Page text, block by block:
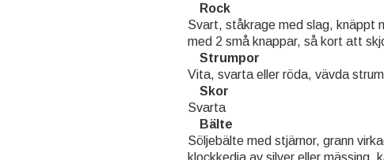
Rock
Svart, ståkrage med slag, knäppt
med 2 små knappar, så kort att
Strumpor
Vita, svarta eller röda, vävda
Skor
Svarta
Bälte
Söljebälte med stjärnor, grann
klockkedja av silver eller mässing,